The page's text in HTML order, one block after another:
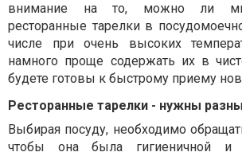
внимание на то, можно ли
ресторанные тарелки в
числе при очень высоких
намного проще содержать их в
будете готовы к быстрому приему
Ресторанные тарелки - нужны
Выбирая посуду, необходимо
чтобы она была гигиеничной и